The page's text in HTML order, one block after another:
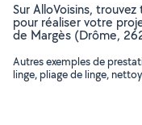
Sur AlloVoisins,
pour réaliser votre
de Margès (Drôme,
Autres exemples de
linge, pliage de linge,